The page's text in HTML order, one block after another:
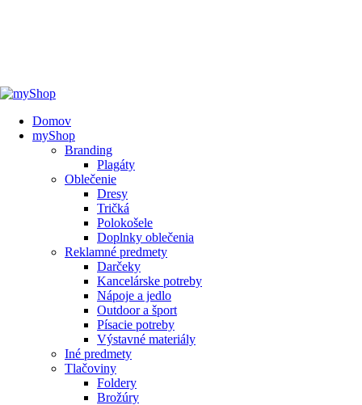
Domov
myShop
Branding
Plagáty
Oblečenie
Dresy
Tričká
Polokošele
Doplnky oblečenia
Reklamné predmety
Darčeky
Kancelárske potreby
Nápoje a jedlo
Outdoor a šport
Písacie potreby
Výstavné materiály
Iné predmety
Tlačoviny
Foldery
Brožúry